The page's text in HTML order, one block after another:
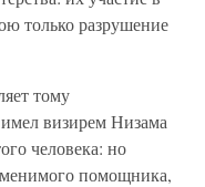
только разрушение
тому
имел визирем Низама
человека: но
помощника,